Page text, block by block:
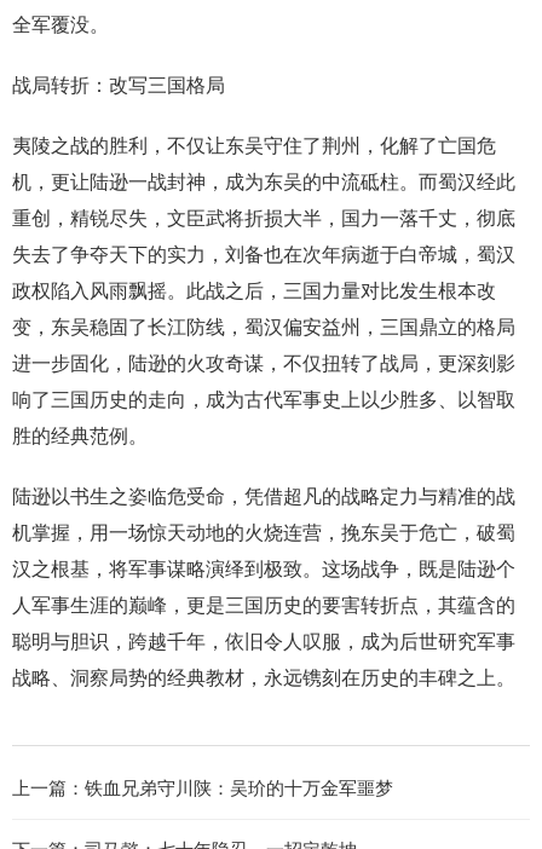
全军覆没。
战局转折：改写三国格局
夷陵之战的胜利，不仅让东吴守住了荆州，化解了亡国危
机，更让陆逊一战封神，成为东吴的中流砥柱。而蜀汉经此
重创，精锐尽失，文臣武将折损大半，国力一落千丈，彻底
失去了争夺天下的实力，刘备也在次年病逝于白帝城，蜀汉
政权陷入风雨飘摇。此战之后，三国力量对比发生根本改
变，东吴稳固了长江防线，蜀汉偏安益州，三国鼎立的格局
进一步固化，陆逊的火攻奇谋，不仅扭转了战局，更深刻影
响了三国历史的走向，成为古代军事史上以少胜多、以智取
胜的经典范例。
陆逊以书生之姿临危受命，凭借超凡的战略定力与精准的战
机掌握，用一场惊天动地的火烧连营，挽东吴于危亡，破蜀
汉之根基，将军事谋略演绎到极致。这场战争，既是陆逊个
人军事生涯的巅峰，更是三国历史的要害转折点，其蕴含的
聪明与胆识，跨越千年，依旧令人叹服，成为后世研究军事
战略、洞察局势的经典教材，永远镌刻在历史的丰碑之上。
上一篇： 铁血兄弟守川陕：吴玠的十万金军噩梦